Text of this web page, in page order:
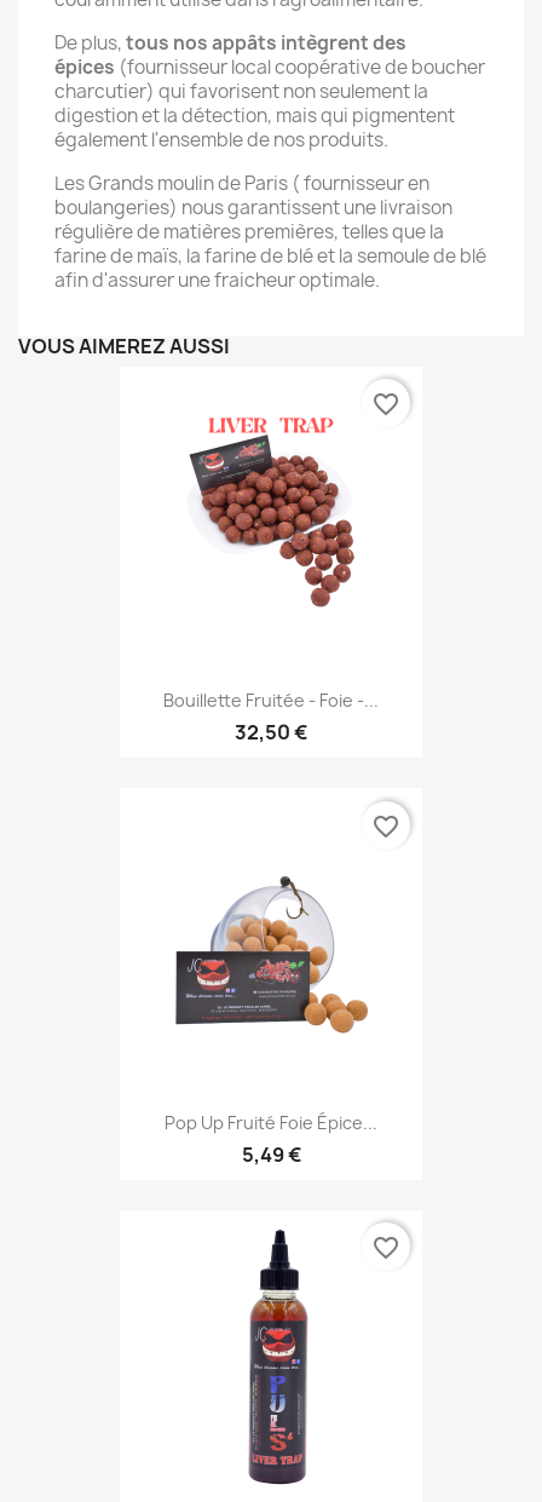
De plus,tous nos appâts intègrent des
épices (fournisseur local coopérative de boucher
charcutier) qui favorisent non seulement la
digestion et la détection, mais qui pigmentent
également l'ensemble de nos produits.
Les Grands moulin de Paris ( fournisseur en
boulangeries) nous garantissent une livraison
régulière de matières premières, telles que la
farine de maïs, la farine de blé et la semoule de blé
afin d'assurer une fraicheur optimale.
VOUS AIMEREZ AUSSI
Bouillette Fruitée - Foie -...
32,50 €
favorite_border
Pop Up Fruité Foie Épice...
5,49 €
favorite_border
favorite_border